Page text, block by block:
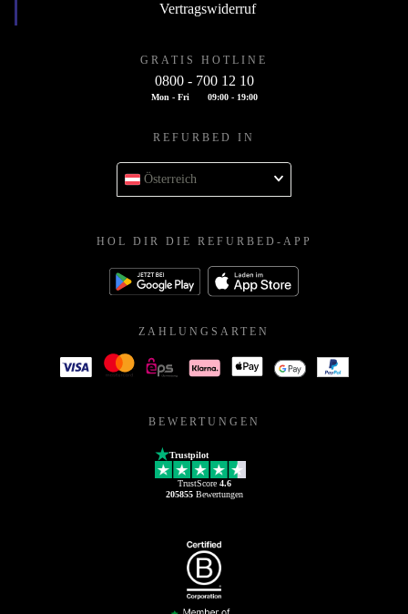
Vertragswiderruf
GRATIS HOTLINE
0800 - 700 12 10
Mon - Fri 09:00 - 19:00
REFURBED IN
Österreich
HOL DIR DIE REFURBED-APP
ZAHLUNGSARTEN
BEWERTUNGEN
Trustpilot
TrustScore 4.6
205855Bewertungen